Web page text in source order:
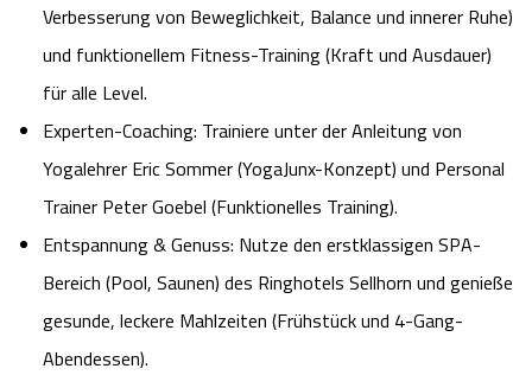
Camping
Urlaub mit Hund
Anreise
Reiten
Regionale Küche
Tiere
HeideSpezialitäten
Wildpark Lüneburger Heide
Otter Zentrum
Wildpark Müden
Snow World Bispingen
Veranstaltungen
Shopping Celle
Unterkünfte Celle
Veranstaltungen & Führungen Celle
Verbesserung von Beweglichkeit, Balance und innerer Ruhe)
und funktionellem Fitness-Training (Kraft und Ausdauer)
für alle Level.
Experten-Coaching: Trainiere unter der Anleitung von
Yogalehrer Eric Sommer (YogaJunx-Konzept) und Personal
Trainer Peter Goebel (Funktionelles Training).
Entspannung & Genuss: Nutze den erstklassigen SPA-
Bereich (Pool, Saunen) des Ringhotels Sellhorn und genieße
gesunde, leckere Mahlzeiten (Frühstück und 4-Gang-
Abendessen).